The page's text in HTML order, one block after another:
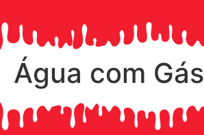
Água com Gás